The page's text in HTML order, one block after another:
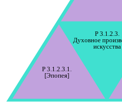
P 3.1.2.3.
Духовное
искусства
P 3.1.2.3.1.
[Эпопея]